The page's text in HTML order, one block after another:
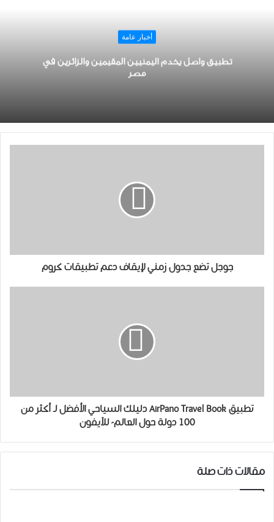
أخبار عامة
تطبيق واصل يخدم اليمنيين المقيمين والزائرين في
مصر
ﺟﻮﺟﻞ تضع جدول زمني لإيقاف ﺩﻋﻢ ﺗﻄﺒﻴﻘﺎﺕ ﻛﺮﻭﻡ
تطبيق AirPano Travel Book دليلك السياحي الأفضل لـ أكثر من
100 دولة حول العالم- للآيفون
مقالات ذات صلة